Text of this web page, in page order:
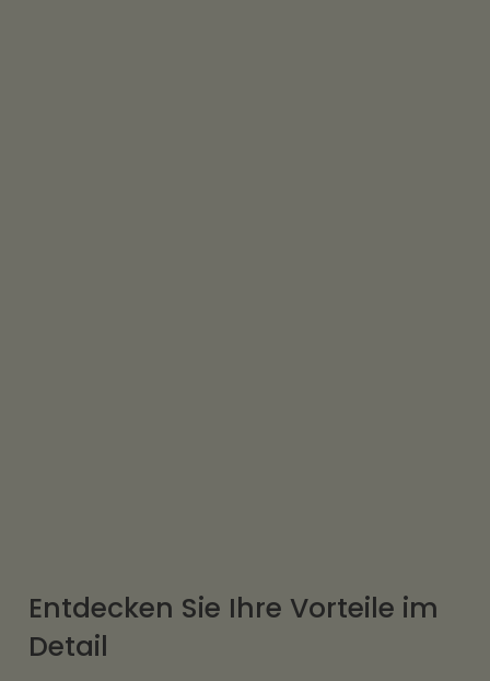
Entdecken Sie Ihre Vorteile im
Detail